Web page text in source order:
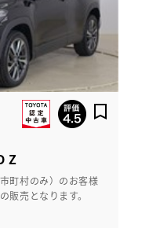
Z
町村のみ）のお客様
販売となります。